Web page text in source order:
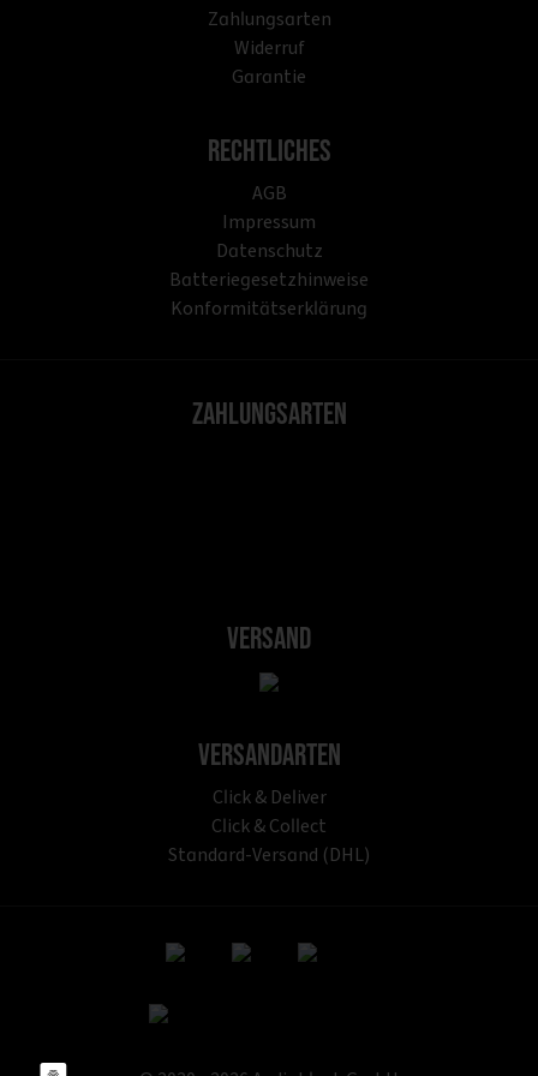
Zahlungsarten
Widerruf
Garantie
Rechtliches
AGB
Impressum
Datenschutz
Batteriegesetzhinweise
Konformitätserklärung
Zahlungsarten
Versand
Versandarten
Click & Deliver
Click & Collect
Standard-Versand (DHL)